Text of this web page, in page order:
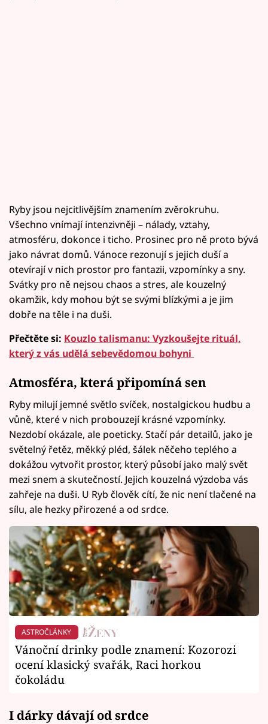
Ryby jsou nejcitlivějším znamením zvěrokruhu.
Všechno vnímají intenzivněji – nálady, vztahy,
atmosféru, dokonce i ticho. Prosinec pro ně proto bývá
jako návrat domů. Vánoce rezonují s jejich duší a
otevírají v nich prostor pro fantazii, vzpomínky a sny.
Svátky pro ně nejsou chaos a stres, ale kouzelný
okamžik, kdy mohou být se svými blízkými a je jim
dobře na těle i na duši.
Přečtěte si: Kouzlo talismanu: Vyzkoušejte rituál,
který z vás udělá sebevědomou bohyni
Atmosféra, která připomíná sen
Ryby milují jemné světlo svíček, nostalgickou hudbu a
vůně, které v nich probouzejí krásné vzpomínky.
Nezdobí okázale, ale poeticky. Stačí pár detailů, jako je
světelný řetěz, měkký pléd, šálek něčeho teplého a
dokážou vytvořit prostor, který působí jako malý svět
mezi snem a skutečností. Jejich kouzelná výzdoba vás
zahřeje na duši. U Ryb člověk cítí, že nic není tlačené na
sílu, ale hezky přirozené a od srdce.
ASTROČLÁNKY
Vánoční drinky podle znamení: Kozorozi
ocení klasický svařák, Raci horkou
čokoládu
I dárky dávají od srdce